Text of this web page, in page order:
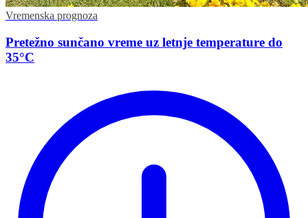
Vremenska prognoza
Pretežno sunčano vreme uz letnje temperature do
35°C